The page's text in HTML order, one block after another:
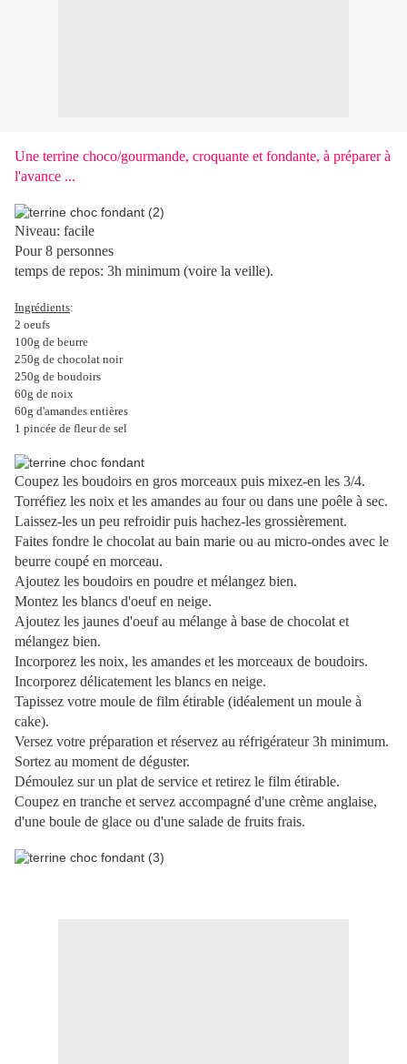
Une terrine choco/gourmande, croquante et fondante, à préparer à
l'avance ...
Niveau: facile
Pour 8 personnes
temps de repos: 3h minimum (voire la veille).
Ingrédients:
2 oeufs
100g de beurre
250g de chocolat noir
250g de boudoirs
60g de noix
60g d'amandes entières
1 pincée de fleur de sel
Coupez les boudoirs en gros morceaux puis mixez-en les 3/4.
Torréfiez les noix et les amandes au four ou dans une poêle à sec.
Laissez-les un peu refroidir puis hachez-les grossièrement.
Faites fondre le chocolat au bain marie ou au micro-ondes avec le
beurre coupé en morceau.
Ajoutez les boudoirs en poudre et mélangez bien.
Montez les blancs d'oeuf en neige.
Ajoutez les jaunes d'oeuf au mélange à base de chocolat et
mélangez bien.
Incorporez les noix, les amandes et les morceaux de boudoirs.
Incorporez délicatement les blancs en neige.
Tapissez votre moule de film étirable (idéalement un moule à
cake).
Versez votre préparation et réservez au réfrigérateur 3h minimum.
Sortez au moment de déguster.
Démoulez sur un plat de service et retirez le film étirable.
Coupez en tranche et servez accompagné d'une crème anglaise,
d'une boule de glace ou d'une salade de fruits frais.